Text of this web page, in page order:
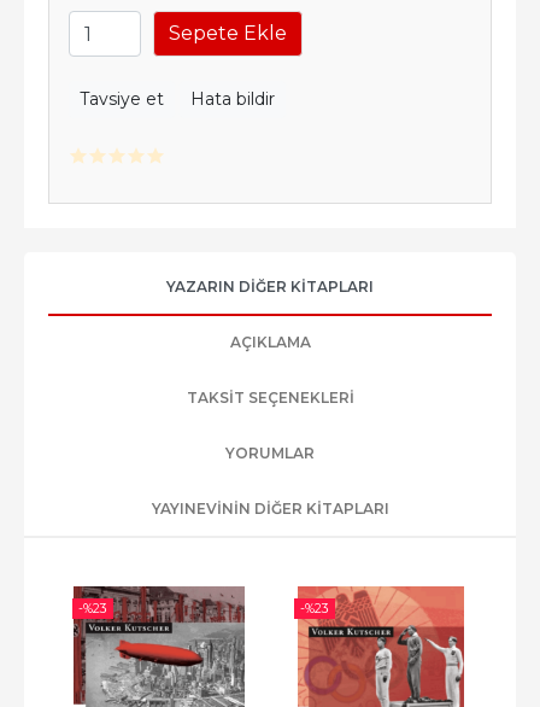
Sepete Ekle
Tavsiye et Hata bildir
YAZARIN DIĞER KITAPLARI
AÇIKLAMA
TAKSIT SEÇENEKLERI
YORUMLAR
YAYINEVININ DIĞER KITAPLARI
-%23 -%23